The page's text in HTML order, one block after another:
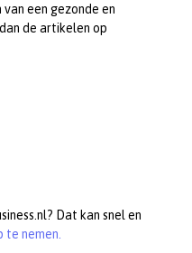
een gezonde en
de artikelen op
Dat kan snel en
te nemen.